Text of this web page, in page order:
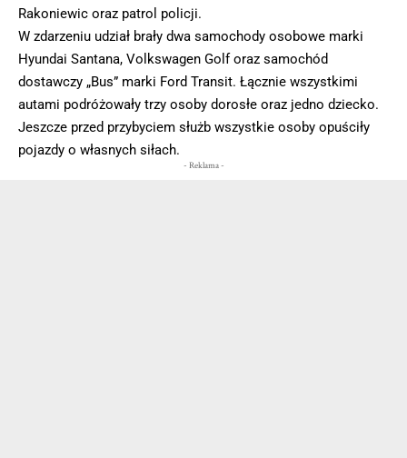
Rakoniewic oraz patrol policji.
W zdarzeniu udział brały dwa samochody osobowe marki
Hyundai Santana, Volkswagen Golf oraz samochód
dostawczy „Bus” marki Ford Transit. Łącznie wszystkimi
autami podróżowały trzy osoby dorosłe oraz jedno dziecko.
Jeszcze przed przybyciem służb wszystkie osoby opuściły
pojazdy o własnych siłach.
- Reklama -